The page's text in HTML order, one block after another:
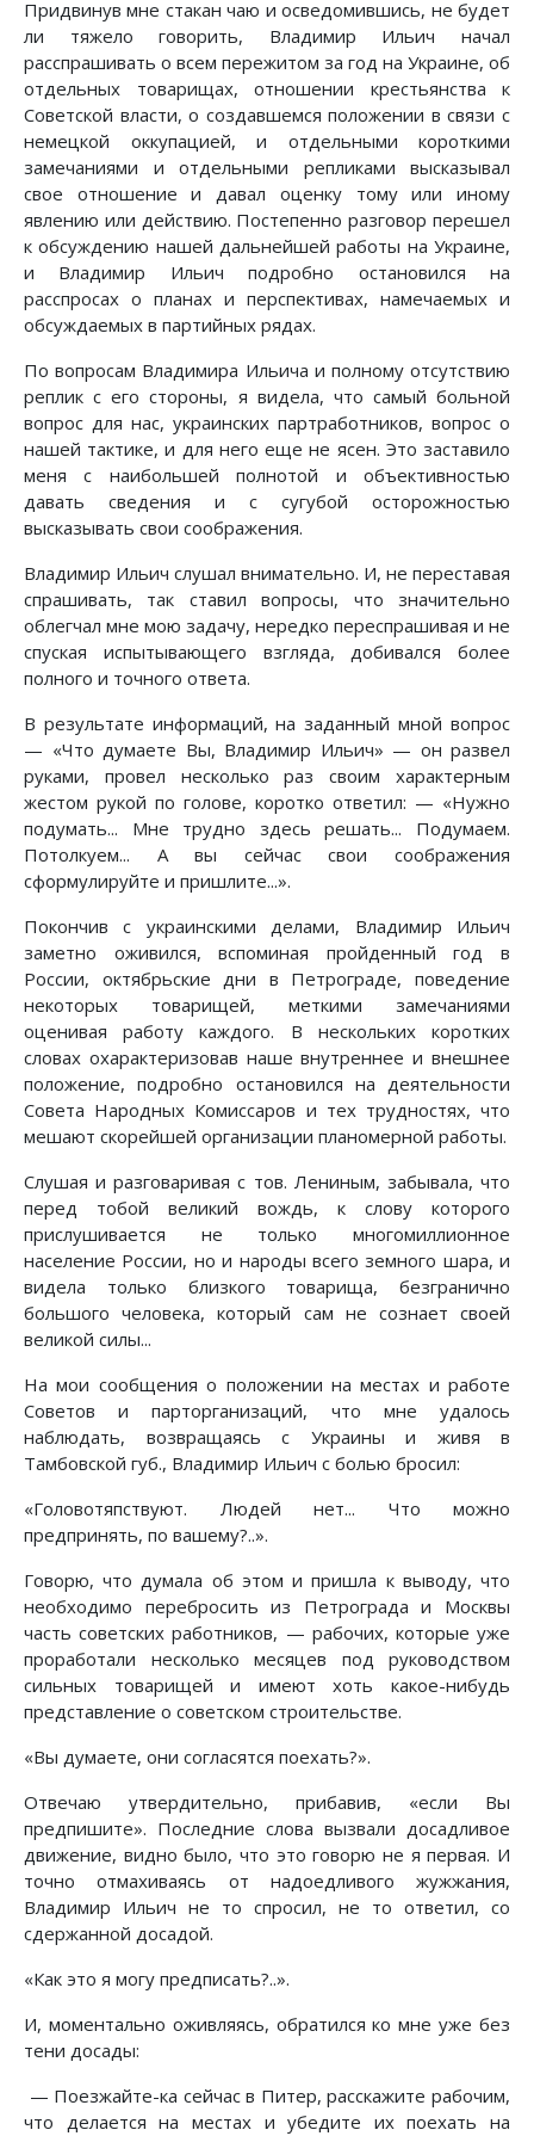
Придвинув мне стакан чаю и осведомившись, не будет
ли тяжело говорить, Владимир Ильич начал
расспрашивать о всем пережитом за год на Украине, об
отдельных товарищах, отношении крестьянства к
Советской власти, о создавшемся положении в связи с
немецкой оккупацией, и отдельными короткими
замечаниями и отдельными репликами высказывал
свое отношение и давал оценку тому или иному
явлению или действию. Постепенно разговор перешел
к обсуждению нашей дальнейшей работы на Украине,
и Владимир Ильич подробно остановился на
расспросах о планах и перспективах, намечаемых и
обсуждаемых в партийных рядах.
По вопросам Владимира Ильича и полному отсутствию
реплик с его стороны, я видела, что самый больной
вопрос для нас, украинских партработников, вопрос о
нашей тактике, и для него еще не ясен. Это заставило
меня с наибольшей полнотой и объективностью
давать сведения и с сугубой осторожностью
высказывать свои соображения.
Владимир Ильич слушал внимательно. И, не переставая
спрашивать, так ставил вопросы, что значительно
облегчал мне мою задачу, нередко переспрашивая и не
спуская испытывающего взгляда, добивался более
полного и точного ответа.
В результате информаций, на заданный мной вопрос
— «Что думаете Вы, Владимир Ильич» — он развел
руками, провел несколько раз своим характерным
жестом рукой по голове, коротко ответил: — «Нужно
подумать... Мне трудно здесь решать... Подумаем.
Потолкуем... А вы сейчас свои соображения
сформулируйте и пришлите...».
Покончив с украинскими делами, Владимир Ильич
заметно оживился, вспоминая пройденный год в
России, октябрьские дни в Петрограде, поведение
некоторых товарищей, меткими замечаниями
оценивая работу каждого. В нескольких коротких
словах охарактеризовав наше внутреннее и внешнее
положение, подробно остановился на деятельности
Совета Народных Комиссаров и тех трудностях, что
мешают скорейшей организации планомерной работы.
Слушая и разговаривая с тов. Лениным, забывала, что
перед тобой великий вождь, к слову которого
прислушивается не только многомиллионное
население России, но и народы всего земного шара, и
видела только близкого товарища, безгранично
большого человека, который сам не сознает своей
великой силы...
На мои сообщения о положении на местах и работе
Советов и парторганизаций, что мне удалось
наблюдать, возвращаясь с Украины и живя в
Тамбовской губ., Владимир Ильич с болью бросил:
«Головотяпствуют. Людей нет... Что можно
предпринять, по вашему?..».
Говорю, что думала об этом и пришла к выводу, что
необходимо перебросить из Петрограда и Москвы
часть советских работников, — рабочих, которые уже
проработали несколько месяцев под руководством
сильных товарищей и имеют хоть какое-нибудь
представление о советском строительстве.
«Вы думаете, они согласятся поехать?».
Отвечаю утвердительно, прибавив, «если Вы
предпишите». Последние слова вызвали досадливое
движение, видно было, что это говорю не я первая. И
точно отмахиваясь от надоедливого жужжания,
Владимир Ильич не то спросил, не то ответил, со
сдержанной досадой.
«Как это я могу предписать?..».
И, моментально оживляясь, обратился ко мне уже без
тени досады:
— Поезжайте-ка сейчас в Питер, расскажите рабочим,
что делается на местах и убедите их поехать на